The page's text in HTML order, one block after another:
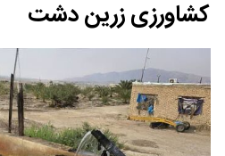
کشاورزی زرین دشت